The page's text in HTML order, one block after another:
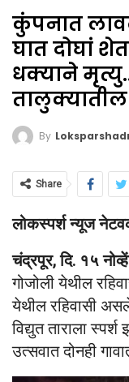
कुंपनात
घात दोघां
धक्याने
By
Share
लोकस्पर्श न्यूज
चंद्रपूर, दि. १५
गोजोली येथील
येथील रहिवासी
विद्युत ताराला
उत्सवात दोनही